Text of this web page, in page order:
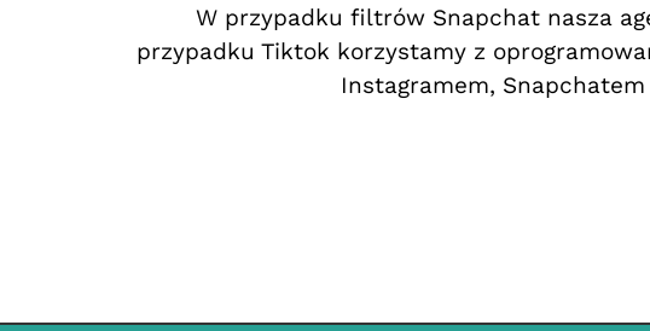
W przypadku filtrów Snapchat nasza
przypadku Tiktok korzystamy z
Instagramem,